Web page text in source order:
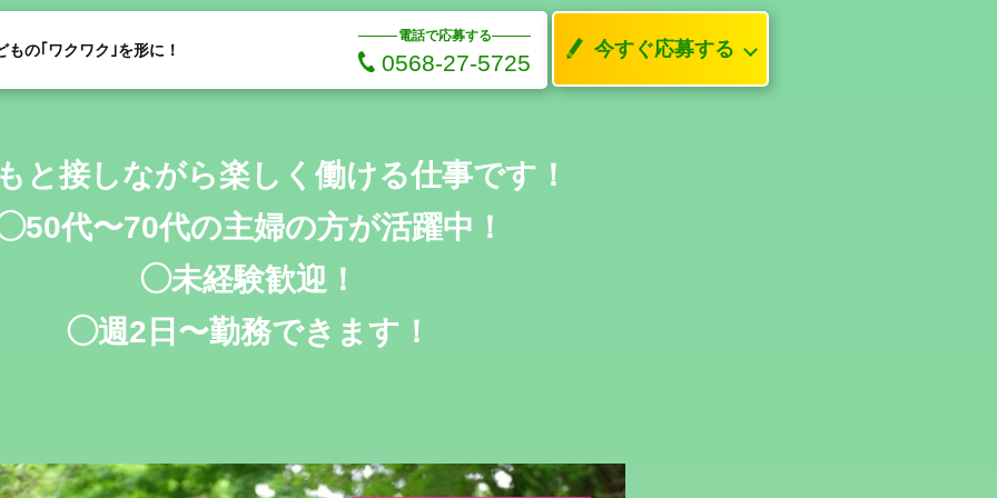
もの｢ワクワク｣を形に！
電話で応募する
0568-27-5725
今すぐ応募する
と接しながら楽しく働ける仕事です！
代〜70代の主婦の方が活躍中！
◯未経験歓迎！
◯週2日〜勤務できます！